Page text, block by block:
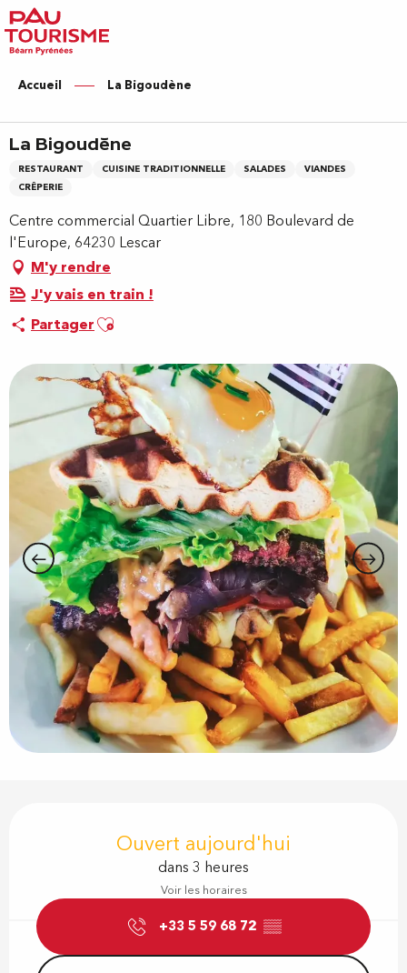
Aller
au
contenu
principal
Accueil La Bigoudène
La Bigoudène
RESTAURANT CUISINE TRADITIONNELLE SALADES
VIANDES
CRÊPERIE
Centre commercial Quartier Libre, 180 Boulevard de
l'Europe, 64230 Lescar
M'y rendre
J'y vais en train !
PartagerAjouter aux favoris
Ouvert aujourd'hui
dans 3 heures
Voir les horaires
+33 5 59 68 72 ▒▒